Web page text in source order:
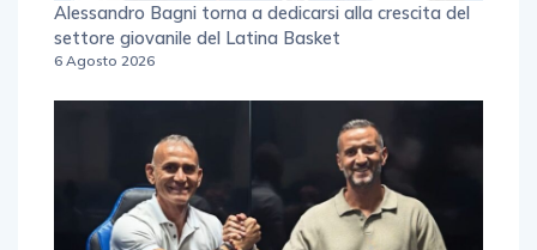
Alessandro Bagni torna a dedicarsi alla crescita del
settore giovanile del Latina Basket
6 Agosto 2026